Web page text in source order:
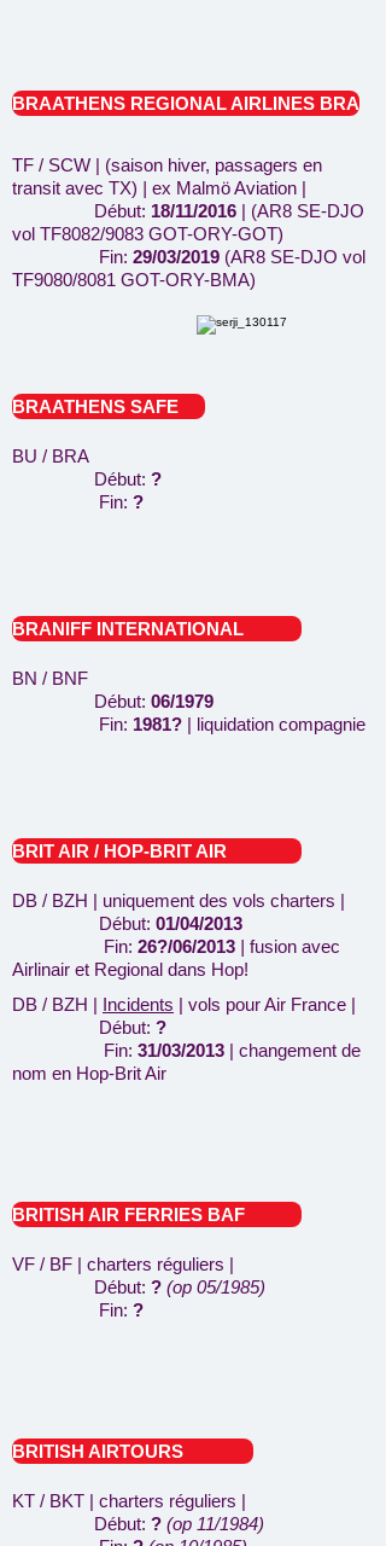
BRAATHENS REGIONAL AIRLINES BRA
TF / SCW | (saison hiver, passagers en
transit avec TX) | ex Malmö Aviation |
Début: 18/11/2016 | (AR8 SE-DJO
vol TF8082/9083 GOT-ORY-GOT)
Fin: 29/03/2019 (AR8 SE-DJO vol
TF9080/8081 GOT-ORY-BMA)
BRAATHENS SAFE
BU / BRA
Début: ?
Fin: ?
BRANIFF INTERNATIONAL
BN / BNF
Début: 06/1979
Fin: 1981? | liquidation compagnie
BRIT AIR / HOP-BRIT AIR
DB / BZH | uniquement des vols charters |
Début: 01/04/2013
Fin: 26?/06/2013 | fusion avec
Airlinair et Regional dans Hop!
DB / BZH | Incidents | vols pour Air France |
Début: ?
Fin: 31/03/2013 | changement de
nom en Hop-Brit Air
BRITISH AIR FERRIES BAF
VF / BF | charters réguliers |
Début: ? (op 05/1985)
Fin: ?
BRITISH AIRTOURS
KT / BKT | charters réguliers |
Début: ? (op 11/1984)